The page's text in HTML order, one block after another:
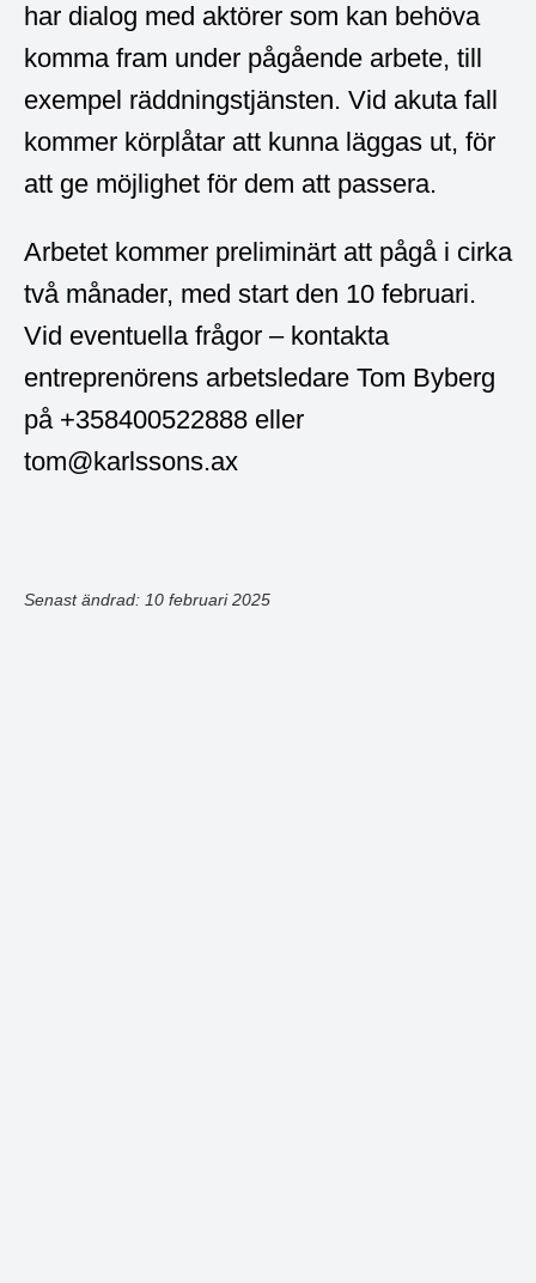
har dialog med aktörer som kan behöva
komma fram under pågående arbete, till
exempel räddningstjänsten. Vid akuta fall
kommer körplåtar att kunna läggas ut, för
att ge möjlighet för dem att passera.
Arbetet kommer preliminärt att pågå i cirka
två månader, med start den 10 februari.
Vid eventuella frågor – kontakta
entreprenörens arbetsledare Tom Byberg
på +358400522888 eller
tom@karlssons.ax
Senast ändrad: 10 februari 2025